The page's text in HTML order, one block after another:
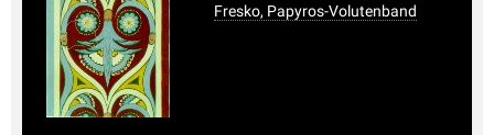
Fresko, Papyros-Volutenband